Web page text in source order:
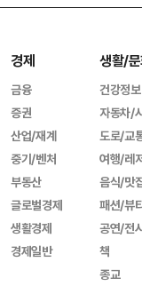
경제
금융
증권
산업/재계
중기/벤처
부동산
글로벌경제
생활경제
경제일반
생활/
건강정보
자동차/
도로/교
여행/레
음식/맛
패션/뷰
공연/전
책
종교